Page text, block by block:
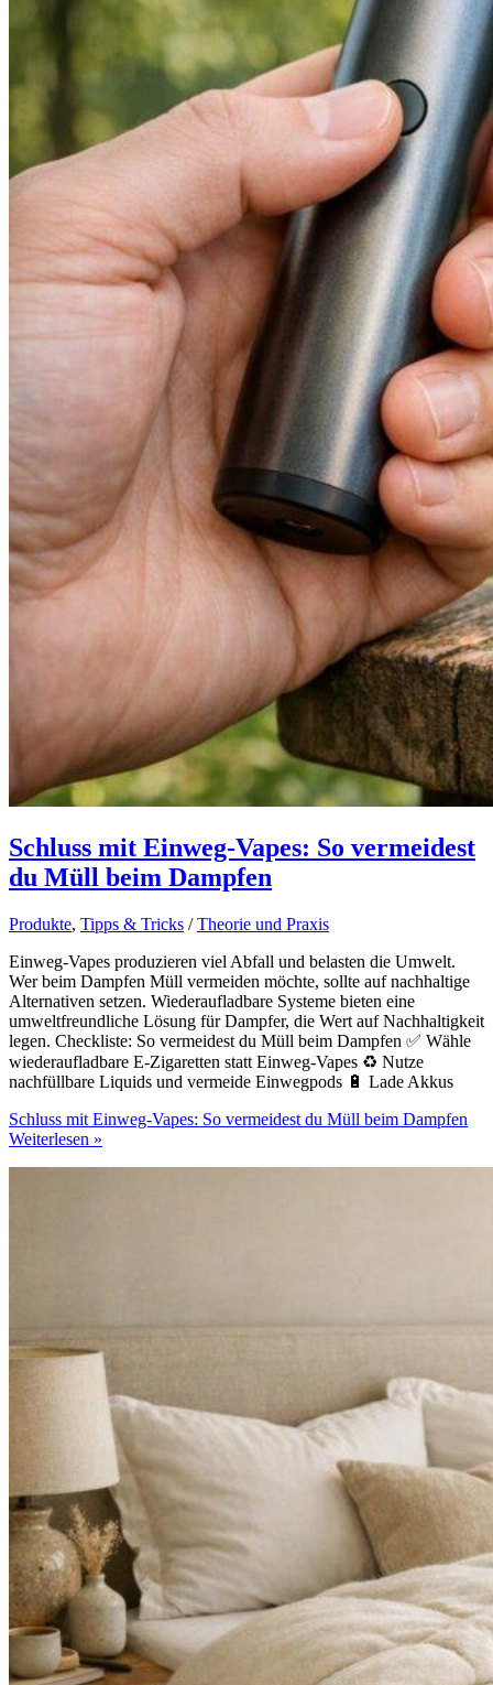
Schluss mit Einweg-Vapes: So vermeidest
du Müll beim Dampfen
Produkte, Tipps & Tricks /Theorie und Praxis
Einweg-Vapes produzieren viel Abfall und belasten die Umwelt.
Wer beim Dampfen Müll vermeiden möchte, sollte auf nachhaltige
Alternativen setzen. Wiederaufladbare Systeme bieten eine
umweltfreundliche Lösung für Dampfer, die Wert auf Nachhaltigkeit
legen. Checkliste: So vermeidest du Müll beim Dampfen ✅ Wähle
wiederaufladbare E-Zigaretten statt Einweg-Vapes ♻️ Nutze
nachfüllbare Liquids und vermeide Einwegpods 🔋 Lade Akkus
Schluss mit Einweg-Vapes: So vermeidest du Müll beim Dampfen
Weiterlesen »